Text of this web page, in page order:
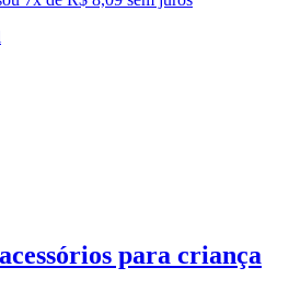
para criança